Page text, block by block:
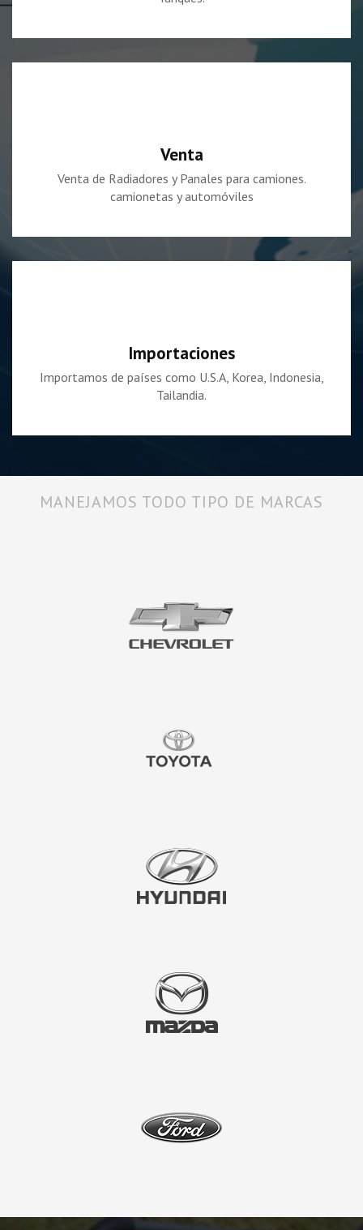
Venta
Venta de Radiadores y Panales para camiones.
camionetas y automóviles
Importaciones
Importamos de países como U.S.A, Korea, Indonesia,
Tailandia.
MANEJAMOS TODO TIPO DE MARCAS